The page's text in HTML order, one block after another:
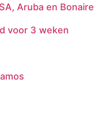
Aruba en Bonaire
voor 3 weken